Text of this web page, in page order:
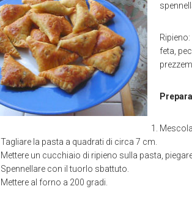
feta,
Tagliare la pasta a quadrati di circa 7 cm.
Mettere un cucchiaio di ripieno sulla pasta,
Spennellare con il tuorlo sbattuto.
Mettere al forno a 200 gradi.